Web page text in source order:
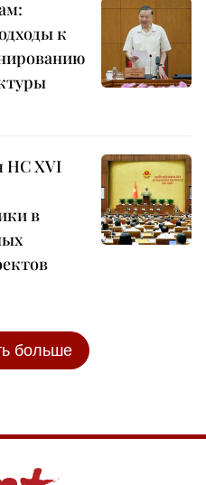
к
НС XVI
в
больше